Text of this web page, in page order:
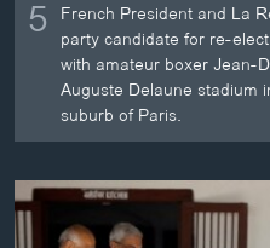
ລາຍການກະຈາຍສຽງ
ລາຍງານ
ຕິດຕາມພວກເຮົາ ທີ່
5 French President and La
party candidate for re-
with amateur boxer Jean-
Auguste Delaune stadium
suburb of Paris.